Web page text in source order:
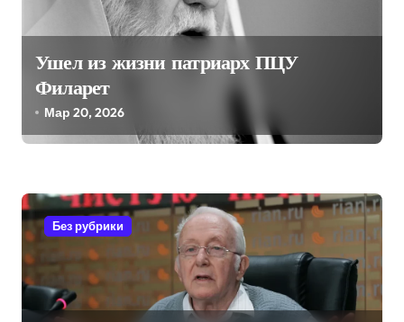
Ушел из жизни патриарх ПЦУ
Филарет
Мар 20, 2026
Без рубрики